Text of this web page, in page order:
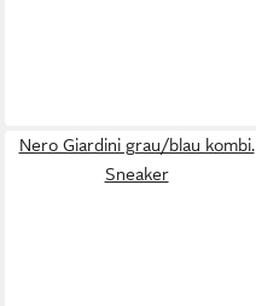
Nero Giardini grau/blau kombi.
Sneaker